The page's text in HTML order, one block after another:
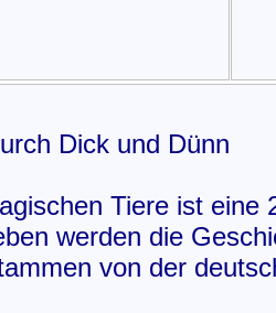
Dick und Dünn
Tiere ist
werden die
von der